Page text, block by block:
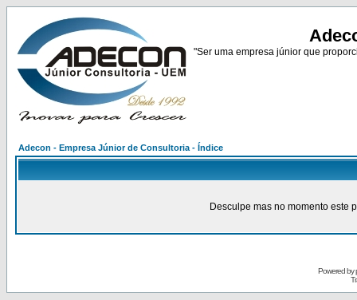
"Ser uma empresa júnior que
Adecon - Empresa Júnior de Consultoria - Índice
Desculpe mas no momento este
Powered by